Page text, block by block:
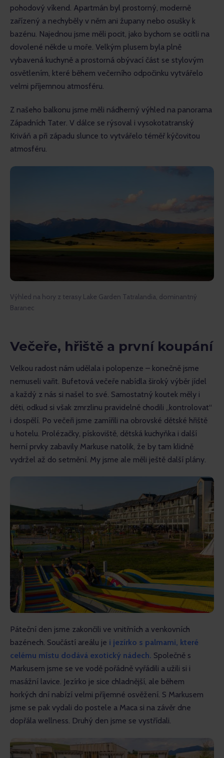
pohodový víkend. Apartmán byl prostorný, moderně
zařízený a nechyběly v něm ani župany nebo osušky k
bazénu. Najednou jsme měli pocit, jako bychom se ocitli na
dovolené někde u moře. Velkým plusem byla plně
vybavená kuchyně a prostorná obývací část se stylovým
osvětlením, které během večerního odpočinku vytvářelo
velmi příjemnou atmosféru.
Z našeho balkonu jsme měli nádherný výhled na panorama
Západních Tater. V dálce se rýsoval i vysokotatranský
Kriváň a při západu slunce to vytvářelo téměř kýčovitou
atmosféru.
Výhled na hory z terasy Lake Garden Tatralandia, dominantný
Baranec
Večeře, hřiště a první koupání
Velkou radost nám udělala i polopenze – konečně jsme
nemuseli vařit. Bufetová večeře nabídla široký výběr jídel
a každý z nás si našel to své. Samostatný koutek měly i
děti, odkud si však zmrzlinu pravidelně chodili „kontrolovat“
i dospělí. Po večeři jsme zamířili na obrovské dětské hřiště
u hotelu. Prolézačky, pískoviště, dětská kuchyňka i další
herní prvky zabavily Markuse natolik, že by tam klidně
vydržel až do setmění. My jsme ale měli ještě další plány.
Páteční den jsme zakončili ve vnitřních a venkovních
bazénech. Součástí areálu je i jezírko s palmami, které
celému místu dodává exotický nádech. Společně s
Markusem jsme se ve vodě pořádně vyřádili a užili si i
masážní lavice. Jezírko je sice chladnější, ale během
horkých dní nabízí velmi příjemné osvěžení. S Markusem
jsme se pak vydali do postele a Maca si na závěr dne
dopřála wellness. Druhý den jsme se vystřídali.